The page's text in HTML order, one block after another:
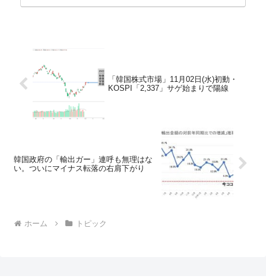
「韓国株式市場」11月02日(水)初動・
KOSPI「2,337」サゲ始まりで陽線
韓国政府の「輸出ガー」連呼も無理はな
い。ついにマイナス転落の右肩下がり
ホーム トピック